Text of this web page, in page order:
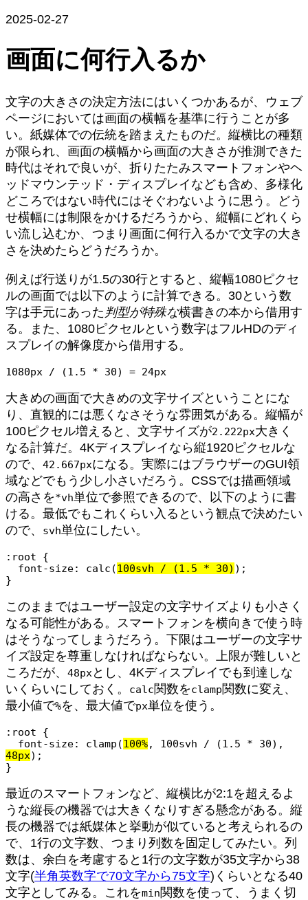
2025-02-27
画面に何行入るか
文字の大きさの決定方法にはいくつかあるが、ウェブ
ページにおいては画面の横幅を基準に行うことが多
い。紙媒体での伝統を踏まえたものだ。縦横比の種類
が限られ、画面の横幅から画面の大きさが推測できた
時代はそれで良いが、折りたたみスマートフォンやヘ
ッドマウンテッド・ディスプレイなども含め、多様化
どころではない時代にはそぐわないように思う。どう
せ横幅には制限をかけるだろうから、縦幅にどれくら
い流し込むか、つまり画面に何行入るかで文字の大き
さを決めたらどうだろうか。
例えば行送りが1.5の30行とすると、縦幅1080ピクセ
ルの画面では以下のように計算できる。30という数
字は手元にあった 判型が特殊な横書きの本から借用す
る。また、1080ピクセルという数字はフルHDのディ
スプレイの解像度から借用する。
1080px / (1.5 * 30) = 24px
大きめの画面で大きめの文字サイズということにな
り、直観的には悪くなさそうな雰囲気がある。縦幅が
100ピクセル増えると、文字サイズが2.222px大きく
なる計算だ。4Kディスプレイなら縦1920ピクセルな
ので、 42.667pxになる。実際にはブラウザーのGUI領
域などでもう少し小さいだろう。CSSでは描画領域
の高さを*vh単位で参照できるので、以下のように書
ける。最低でもこれくらい入るという観点で決めたい
ので、
svh単位にしたい。
:root {
  font-size: calc(
100svh / (1.5 * 30) );
}
このままではユーザー設定の文字サイズよりも小さく
なる可能性がある。スマートフォンを横向きで使う時
はそうなってしまうだろう。下限はユーザーの文字サ
イズ設定を尊重しなければならない。上限が難しいと
ころだが、 48px とし、4Kディスプレイでも到達しな
いくらいにしておく。
calc関数をclamp関数に変え、
最小値で%を、最大値でpx単位を使う。
:root {
  font-size: clamp(
100%
48px);
}
最近のスマートフォンなど、縦横比が2:1を超えるよ
うな縦長の機器では大きくなりすぎる懸念がある。縦
長の機器では紙媒体と挙動が似ていると考えられるの
で、1行の文字数、つまり列数を固定してみたい。列
数は、余白を考慮すると1行の文字数が35文字から38
文字(半角英数字で70文字から75文字)くらいとなる40
文字としてみる。これをmin関数を使って、うまく切